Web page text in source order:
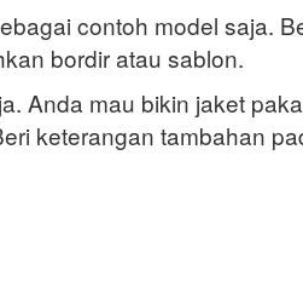
contoh model saja.
bordir atau sablon.
Anda mau bikin jaket
keterangan tambahan